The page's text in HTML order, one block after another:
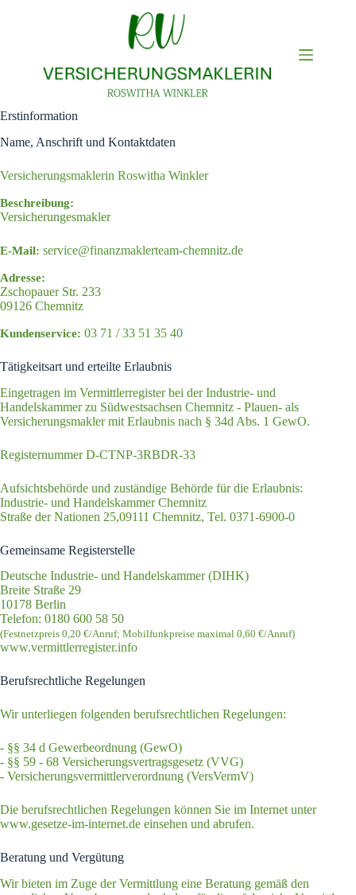
Erstinformation
Name, Anschrift und Kontaktdaten
Versicherungsmaklerin Roswitha Winkler
Beschreibung:
Versicherungesmakler
E-Mail: service@finanzmaklerteam-chemnitz.de
Adresse:
Zschopauer Str. 233
09126 Chemnitz
Kundenservice: 03 71 / 33 51 35 40
Tätigkeitsart und erteilte Erlaubnis
Eingetragen im Vermittlerregister bei der Industrie- und
Handelskammer zu Südwestsachsen Chemnitz - Plauen- als
Versicherungsmakler mit Erlaubnis nach § 34d Abs. 1 GewO.
Registernummer D-CTNP-3RBDR-33
Aufsichtsbehörde und zuständige Behörde für die Erlaubnis:
Industrie- und Handelskammer Chemnitz
Straße der Nationen 25,09111 Chemnitz, Tel. 0371-6900-0
Gemeinsame Registerstelle
Deutsche Industrie- und Handelskammer (DIHK)
Breite Straße 29
10178 Berlin
Telefon: 0180 600 58 50
(Festnetzpreis 0,20 €/​Anruf; Mobilfunk­preise maximal 0,60 €/​Anruf)
www​.ver​mitt​ler​re​gis​ter​.info
Berufsrechtliche Regelungen
Wir unterliegen folgenden berufsrechtlichen Regelungen:
- §§ 34 d Gewerbeordnung (GewO)
- §§ 59 - 68 Versicherungsvertragsgesetz (VVG)
- Versicherungsvermittlerverordnung (VersVermV)
Die berufsrechtlichen Regelungen können Sie im Internet unter
www.gesetze-im-internet.de einsehen und abrufen.
Beratung und Vergütung
Wir bieten im Zuge der Vermittlung eine Beratung gemäß den